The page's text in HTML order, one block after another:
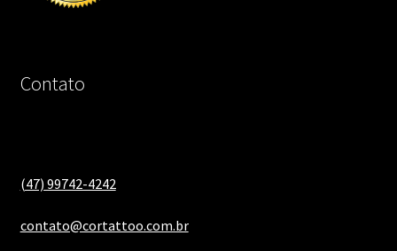
Contato
(47) 99742-4242
contato@cortattoo.com.br